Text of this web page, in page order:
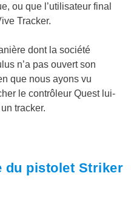
ou que l’utilisateur final
Tracker.
dont la société
n’a pas ouvert son
que nous ayons vu
le contrôleur Quest lui-
tracker.
du pistolet Striker